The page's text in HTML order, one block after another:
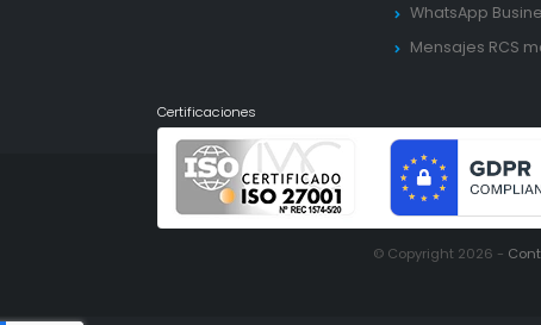
WhatsApp
Mensajes RCS
Certificaciones
© Copyright 2026 -